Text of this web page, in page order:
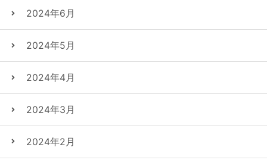
2024年6月
2024年5月
2024年4月
2024年3月
2024年2月